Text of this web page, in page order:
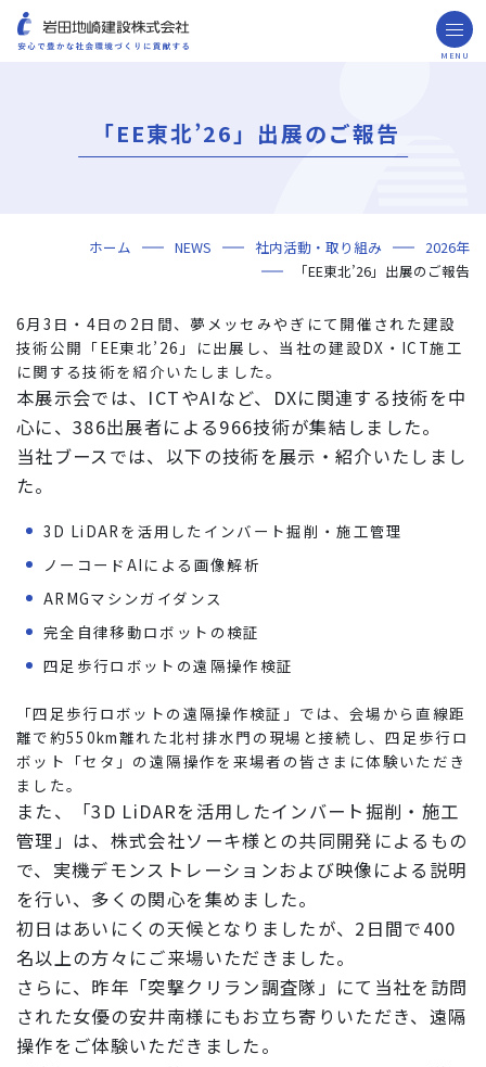
MENU
年代から探す
地域別で探す
用途区分から探す
GISマップシステム
Niseko Project
プロジェクトレポート
技術・ソリューション
海外事業
NISEKO PROJECTS
閉じる
「EE東北’26」出展のご報告
ホーム NEWS 社内活動・取り組み
2026年
「EE東北’26」出展のご報告
6月3日・4日の2日間、夢メッセみやぎにて開催された建設
技術公開「EE東北’26」に出展し、当社の建設DX・ICT施工
に関する技術を紹介いたしました。
本展示会では、ICTやAIなど、DXに関連する技術を中
心に、386出展者による966技術が集結しました。
当社ブースでは、以下の技術を展示・紹介いたしまし
た。
3D LiDARを活用したインバート掘削・施工管理
ノーコードAIによる画像解析
ARMGマシンガイダンス
完全自律移動ロボットの検証
四足歩行ロボットの遠隔操作検証
「四足歩行ロボットの遠隔操作検証」では、会場から直線距
離で約550km離れた北村排水門の現場と接続し、四足歩行ロ
ボット「セタ」の遠隔操作を来場者の皆さまに体験いただき
ました。
また、「3D LiDARを活用したインバート掘削・施工
管理」は、株式会社ソーキ様との共同開発によるもの
で、実機デモンストレーションおよび映像による説明
を行い、多くの関心を集めました。
初日はあいにくの天候となりましたが、2日間で400
名以上の方々にご来場いただきました。
さらに、昨年「突撃クリラン調査隊」にて当社を訪問
された女優の安井南様にもお立ち寄りいただき、遠隔
操作をご体験いただきました。